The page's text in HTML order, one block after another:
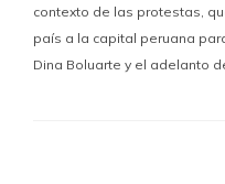
contexto de las protestas,
país a la capital peruana
Dina Boluarte y el adelanto